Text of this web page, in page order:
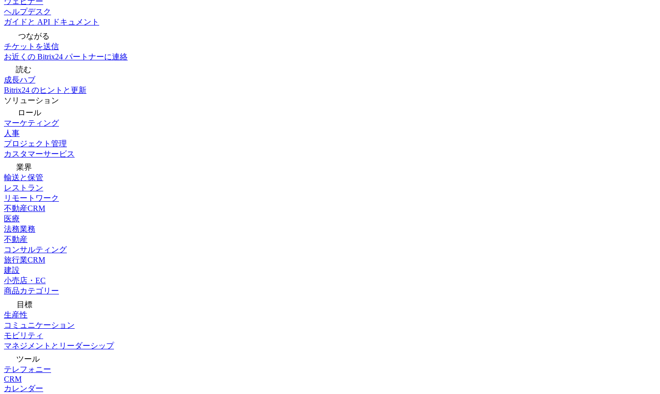
ヘルプデスク
ガイドと API ドキュメント
つながる
チケットを送信
お近くの Bitrix24 パートナーに連絡
読む
成長ハブ
Bitrix24 のヒントと更新
ソリューション
ロール
マーケティング
人事
プロジェクト管理
カスタマーサービス
業界
輸送と保管
レストラン
リモートワーク
不動産CRM
医療
法務業務
不動産
コンサルティング
旅行業CRM
建設
小売店・EC
商品カテゴリー
目標
生産性
コミュニケーション
モビリティ
マネジメントとリーダーシップ
ツール
テレフォニー
CRM
カレンダー